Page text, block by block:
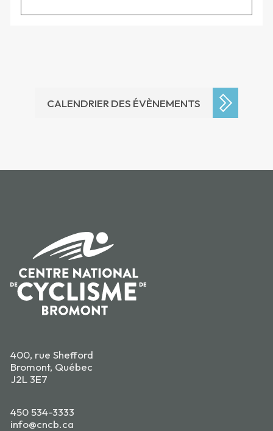
CALENDRIER DES ÉVÈNEMENTS
400, rue Shefford
Bromont, Québec
J2L 3E7
450 534-3333
info@cncb.ca